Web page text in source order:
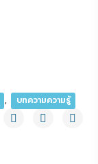
, บทความความรู้